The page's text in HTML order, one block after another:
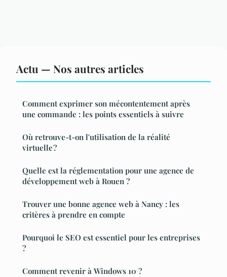
Actu — Nos autres articles
Comment exprimer son mécontentement après
une commande : les points essentiels à suivre
Où retrouve-t-on l'utilisation de la réalité
virtuelle ?
Quelle est la réglementation pour une agence de
développement web à Rouen ?
Trouver une bonne agence web à Nancy : les
critères à prendre en compte
Pourquoi le SEO est essentiel pour les entreprises
?
Comment revenir à Windows 10 ?